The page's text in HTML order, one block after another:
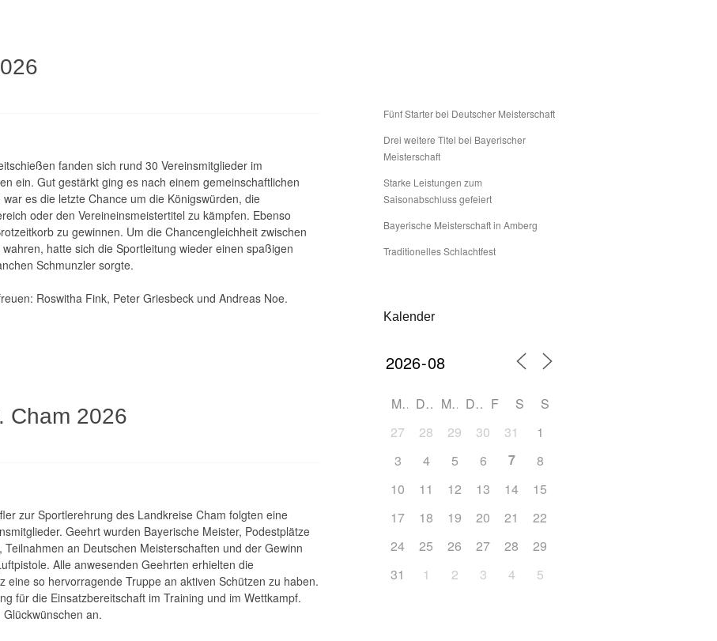
fanden sich rund 30 Vereinsmitglieder im
ein. Gut gestärkt ging es nach einem gemeinschaftlichen
es die letzte Chance um die Königswürden, die
oder den Vereineinsmeistertitel zu kämpfen. Ebenso
zu gewinnen. Um die Chancengleichheit zwischen
hatte sich die Sportleitung wieder einen spaßigen
Schmunzler sorgte.
Roswitha Fink, Peter Griesbeck und Andreas Noe.
Cham 2026
zur Sportlerehrung des Landkreise Cham folgten eine
Geehrt wurden Bayerische Meister, Podestplätze
an Deutschen Meisterschaften und der Gewinn
Alle anwesenden Geehrten erhielten die
eine so hervorragende Truppe an aktiven Schützen zu haben.
für die Einsatzbereitschaft im Training und im Wettkampf.
an.
Fünf Starter bei Deutscher Meisterschaft
Drei weitere Titel bei Bayerischer
Meisterschaft
Starke Leistungen zum
Saisonabschluss gefeiert
Bayerische Meisterschaft in Amberg
Traditionelles Schlachtfest
Kalender
M D M D F S
S
27
28 29 30 31 1
3
4 5 6 7 8
10
11 12 13 14 15
17
18 19 20 21 22
24
25 26 27 28 29
31
1 2 3 4 5